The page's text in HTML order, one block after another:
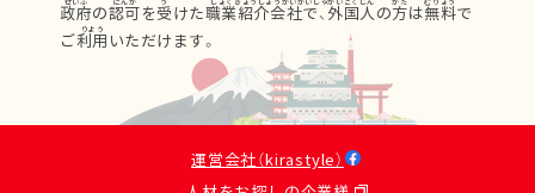
政府の認可を受けた職業紹介会社で、 外国人の方は無料で
ご利用 いただけます。
運営会社（kirastyle）